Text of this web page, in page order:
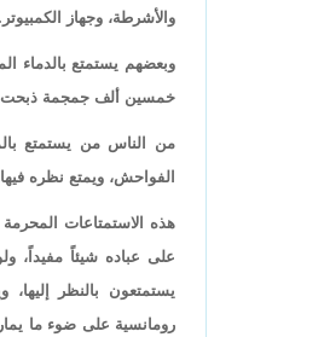
والأشرطة، وجهاز الكمبيوتر.
وبعضهم يستمتع بالدماء
خمسين ألف جمجمة ذبحت،
من الناس من يستمتع
الفواحش، ويمتع نظره
هذه الاستمتاعات
على عباده شيئاً مفيداً،
يستمتعون بالنظر إليها،
رومانسية على ضوء ما